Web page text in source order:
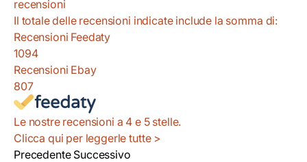
recensioni
Il totale delle recensioni indicate include la somma di:
Recensioni Feedaty
1094
Recensioni Ebay
807
Le nostre recensioni a 4 e 5 stelle.
Clicca qui per leggerle tutte >
Precedente Successivo